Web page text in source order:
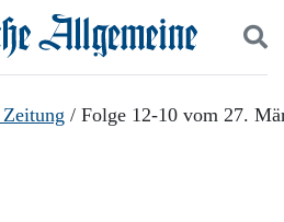
Politik / Folge 12-10 vom 27.